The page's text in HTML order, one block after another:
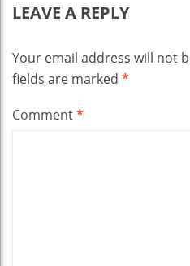
LEAVE A REPLY
Your email address will not
fields are marked *
Comment*